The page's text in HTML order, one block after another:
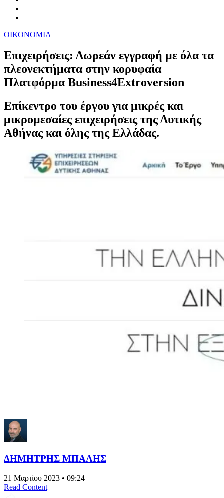
ΟΙΚΟΝΟΜΙΑ
Επιχειρήσεις: Δωρεάν εγγραφή με όλα τα
πλεονεκτήματα στην κορυφαία
Πλατφόρμα Business4Extroversion
Επίκεντρο του έργου για μικρές και
μικρομεσαίες επιχειρήσεις της Δυτικής
Αθήνας και όλης της Ελλάδας.
ΔΗΜΗΤΡΗΣ ΜΠΑΛΗΣ
21 Μαρτίου 2023 • 09:24
Read Content